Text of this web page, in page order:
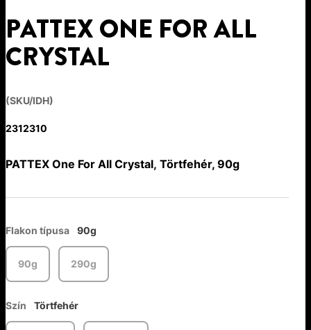
PATTEX ONE FOR ALL
CRYSTAL
(SKU/IDH)
2312310
PATTEX One For All Crystal, Törtfehér, 90g
Flakon típusa 90g
90g 290g
Szín Törtfehér